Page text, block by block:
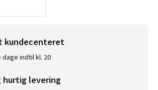
kundecenteret
dage indtil kl. 20
hurtig levering